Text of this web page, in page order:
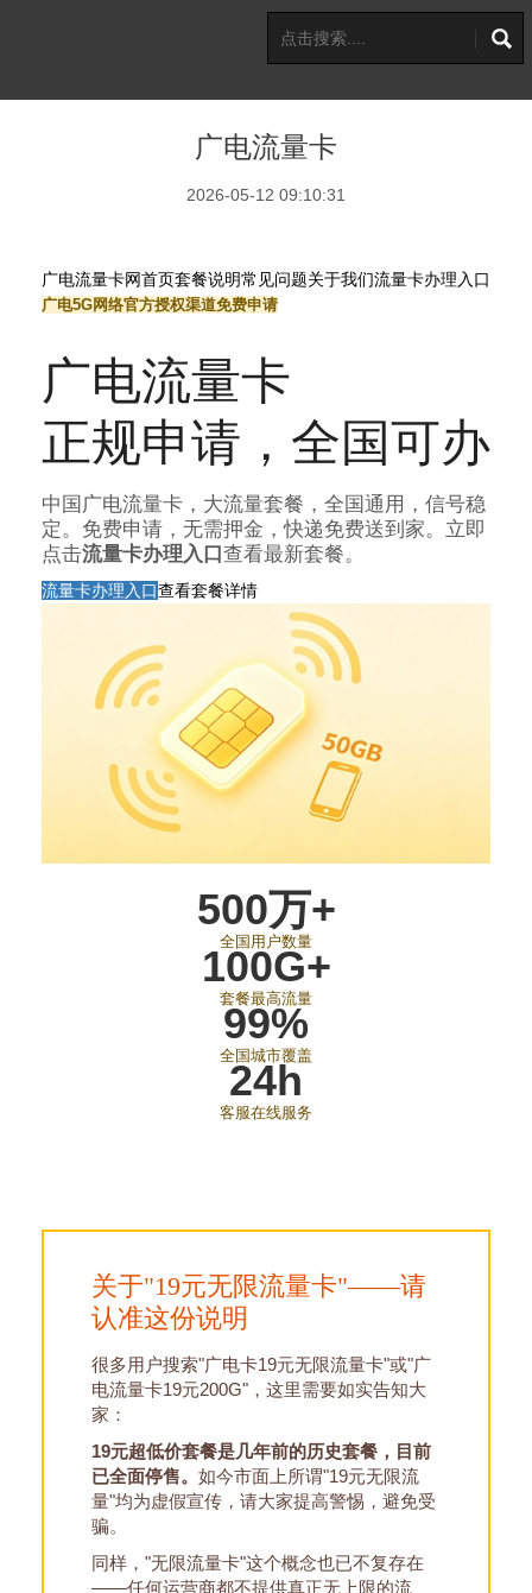
广电流量卡
2026-05-12 09:10:31
广电流量卡网首页套餐说明常见问题关于我们流量卡办理入口
广电5G网络官方授权渠道免费申请
广电流量卡
正规申请 ，全国可办
中国广电流量卡，大流量套餐，全国通用，信号稳
定。免费申请，无需押金，快递免费送到家。立即
点击流量卡办理入口查看最新套餐。
流量卡办理入口查看套餐详情
500万+
全国用户数量
100G+
套餐最高流量
99%
全国城市覆盖
24h
客服在线服务
关于"19元无限流量卡"——请
认准这份说明
很多用户搜索"广电卡19元无限流量卡"或"广
电流量卡19元200G"，这里需要如实告知大
家：
19元超低价套餐是几年前的历史套餐，目前
已全面停售。 如今市面上所谓"19元无限流
量"均为虚假宣传，请大家提高警惕，避免受
骗。
同样，"无限流量卡"这个概念也已不复存在
——任何运营商都不提供真正无上限的流